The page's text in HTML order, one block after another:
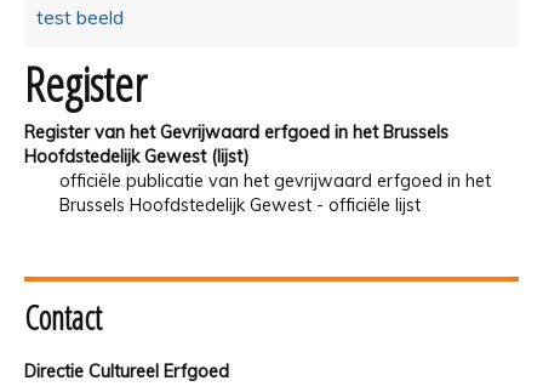
test beeld
Register
Register van het Gevrijwaard erfgoed in het Brussels
Hoofdstedelijk Gewest (lijst)
officiële publicatie van het gevrijwaard erfgoed in het
Brussels Hoofdstedelijk Gewest - officiële lijst
Contact
Directie Cultureel Erfgoed